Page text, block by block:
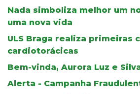
Nada simboliza melhor um
uma nova vida
ULS Braga realiza primeiras
cardiotorácicas
Bem-vinda, Aurora Luz e
Alerta - Campanha